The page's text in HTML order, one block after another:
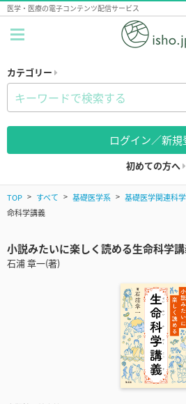
医学・医療の電子コンテンツ配信サービス
カテゴリー
ログイン／新規
初めての方へ
TOP すべて 基礎医学系 基礎医学関連科学
命科学講義
小説みたいに楽しく読める生命科学講
石浦 章一(著)